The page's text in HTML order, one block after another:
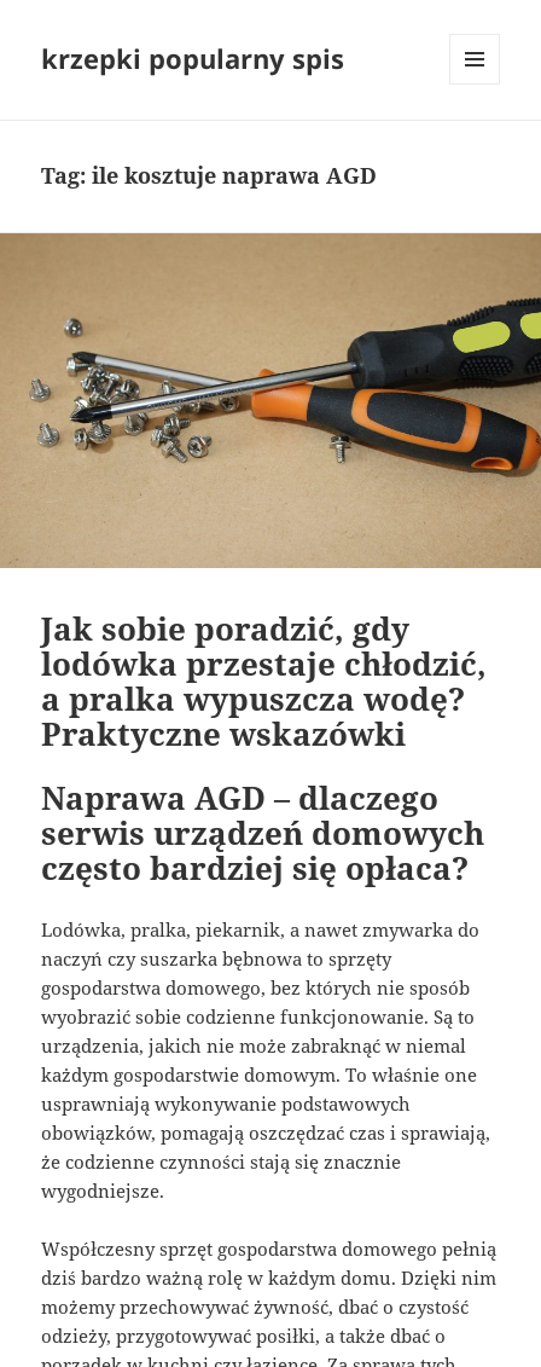
krzepki popularny spis
Tag:ile kosztuje naprawa AGD
Jak sobie poradzić, gdy
lodówka przestaje chłodzić,
a pralka wypuszcza wodę?
Praktyczne wskazówki
Naprawa AGD – dlaczego
serwis urządzeń domowych
często bardziej się opłaca?
Lodówka, pralka, piekarnik, a nawet zmywarka do
naczyń czy suszarka bębnowa to sprzęty
gospodarstwa domowego, bez których nie sposób
wyobrazić sobie codzienne funkcjonowanie. Są to
urządzenia, jakich nie może zabraknąć w niemal
każdym gospodarstwie domowym. To właśnie one
usprawniają wykonywanie podstawowych
obowiązków, pomagają oszczędzać czas i sprawiają,
że codzienne czynności stają się znacznie
wygodniejsze.
Współczesny sprzęt gospodarstwa domowego pełnią
dziś bardzo ważną rolę w każdym domu. Dzięki nim
możemy przechowywać żywność, dbać o czystość
odzieży, przygotowywać posiłki, a także dbać o